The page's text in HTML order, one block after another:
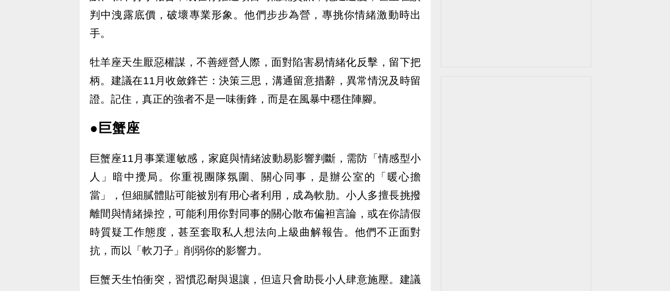
判中洩露底價，破壞專業形象。他們步步為營，專挑你情緒激動時出
手。
牡羊座天生厭惡權謀，不善經營人際，面對陷害易情緒化反擊，留下把
柄。建議在11月收斂鋒芒：決策三思，溝通留意措辭，異常情況及時留
證。記住，真正的強者不是一味衝鋒，而是在風暴中穩住陣腳。
●巨蟹座
巨蟹座11月事業運敏感，家庭與情緒波動易影響判斷，需防「情感型小
人」暗中攪局。你重視團隊氛圍、關心同事，是辦公室的「暖心擔
當」，但細膩體貼可能被別有用心者利用，成為軟肋。小人多擅長挑撥
離間與情緒操控，可能利用你對同事的關心散布偏袒言論，或在你請假
時質疑工作態度，甚至套取私人想法向上級曲解報告。他們不正面對
抗，而以「軟刀子」削弱你的影響力。
巨蟹天生怕衝突，習慣忍耐與退讓，但這只會助長小人肆意施壓。建議